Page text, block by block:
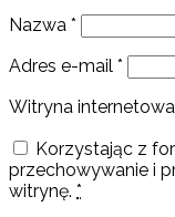
Nazwa *
Adres e-mail *
Witryna internetowa
Korzystając z
przechowywanie i
witrynę. *